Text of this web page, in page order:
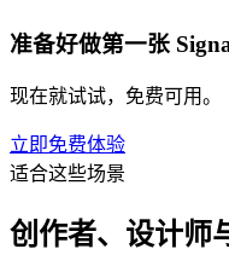
准备好做第一张
现在就试试，免费可用。
立即免费体验
适合这些场景
创作者、设计师